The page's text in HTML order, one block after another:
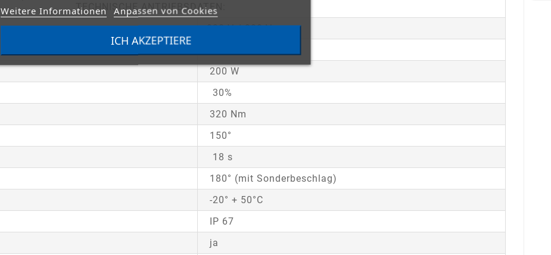
TECHNISCHE ANTRIEBSDATEN:
230 V / 230 V
200 W
30%
320 Nm
150°
18 s
180° (mit Sonderbeschlag)
-20° + 50°C
IP 67
ja
Weitere Informationen Anpassen von Cookies
ICH AKZEPTIERE